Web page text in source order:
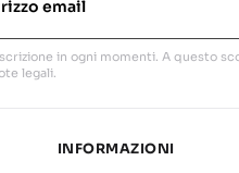
in ogni momenti. A questo
legali.
INFORMAZIONI